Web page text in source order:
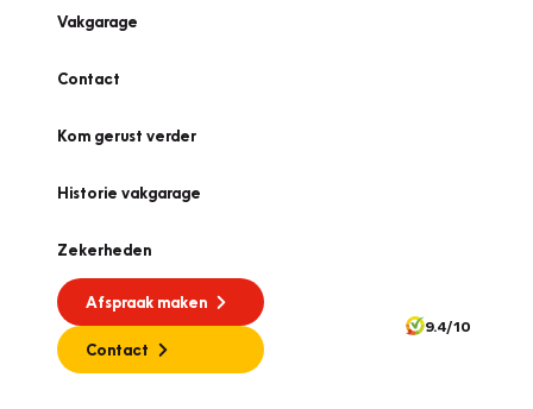
Vakgarage
Contact
Kom gerust verder
Historie vakgarage
Zekerheden
Afspraak maken
Contact
9.4/10